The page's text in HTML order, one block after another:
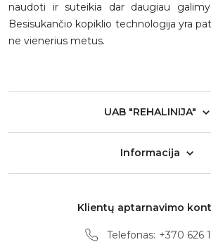
naudoti ir suteikia dar daugiau
Besisukančio kopiklio technologija yra
ne vienerius metus.
UAB "REHALINIJA"
Informacija
Klientų aptarnavimo
Telefonas: +370 626